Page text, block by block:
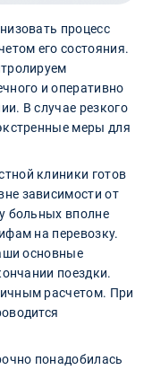
процесс
его состояния.
и оперативно
В случае резкого
меры для
клиники готов
зависимости от
больных вполне
на перевозку.
основные
поездки.
расчетом. При
понадобилась